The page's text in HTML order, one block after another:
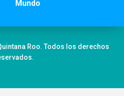
Mundo
Roo. Todos los derechos